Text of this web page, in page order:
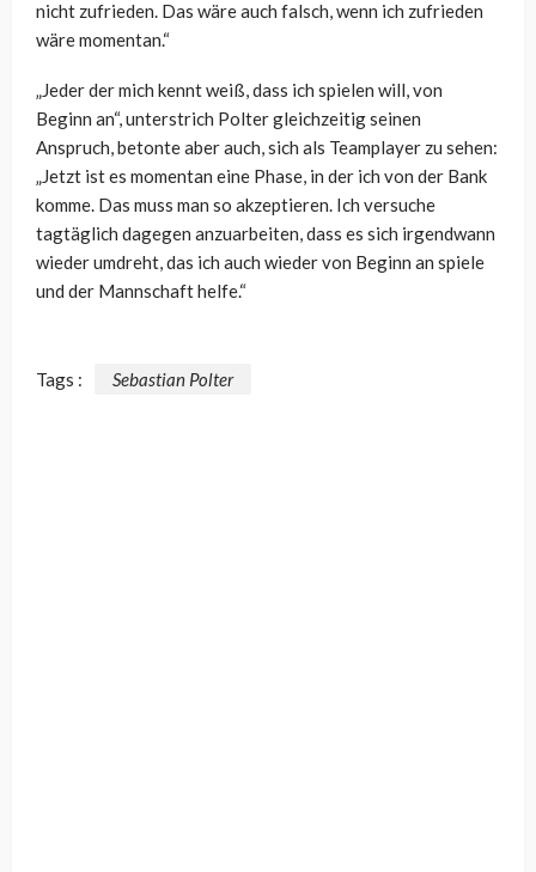
nicht zufrieden. Das wäre auch falsch, wenn ich zufrieden
wäre momentan.“
„Jeder der mich kennt weiß, dass ich spielen will, von
Beginn an“, unterstrich Polter gleichzeitig seinen
Anspruch, betonte aber auch, sich als Teamplayer zu sehen:
„Jetzt ist es momentan eine Phase, in der ich von der Bank
komme. Das muss man so akzeptieren. Ich versuche
tagtäglich dagegen anzuarbeiten, dass es sich irgendwann
wieder umdreht, das ich auch wieder von Beginn an spiele
und der Mannschaft helfe.“
Tags : Sebastian Polter